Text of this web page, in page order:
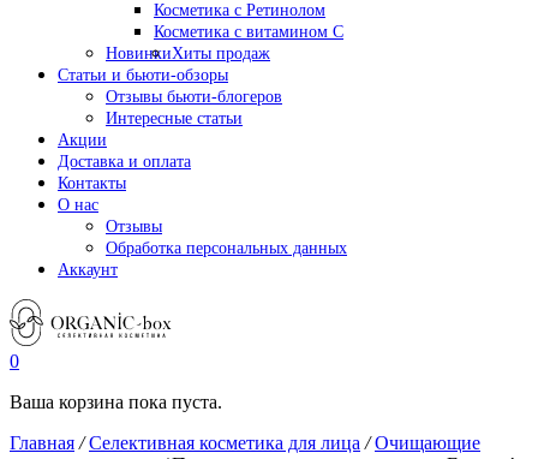
Косметика с Ретинолом
Косметика с витамином С
НовинкиХиты продаж
Статьи и бьюти-обзоры
Отзывы бьюти-блогеров
Интересные статьи
Акции
Доставка и оплата
Контакты
О нас
Отзывы
Обработка персональных данных
Аккаунт
0
Ваша корзина пока пуста.
Главная /Селективная косметика для лица /Очищающие